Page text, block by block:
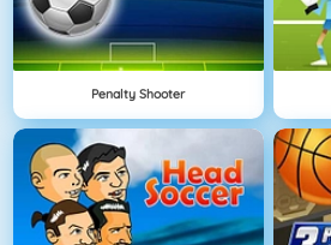
Penalty Shooter